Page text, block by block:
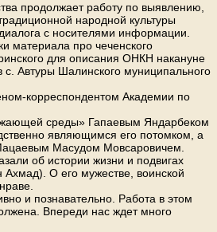
продолжает работу по выявлению,
народной культуры
с носителями информации.
материала про чеченского
для описания ОНКН накануне
Автуры Шалинского муниципального
корреспондентом Академии по
среды» Гапаевым Яндарбеком
являющимся его потомком, а
Масудом Мовсаровичем.
об истории жизни и подвигах
Ахмад). О его мужестве, воинской
и познавательно. Работа в этом
Впереди нас ждет много